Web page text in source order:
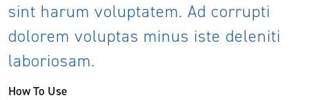
sint harum voluptatem. Ad corrupti
dolorem voluptas minus iste deleniti
laboriosam.
How To Use